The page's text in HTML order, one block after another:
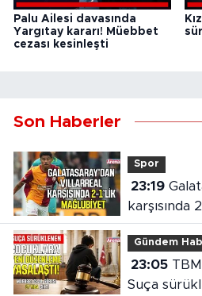
Palu Ailesi davasında
Yargıtay kararı! Müebbet
cezası kesinleşti
Son Haberler
Spor
23:19Galatasaray’dan Villarreal
karşısında
Gündem
23:05TBMM teklifi kabul etti !
Suça